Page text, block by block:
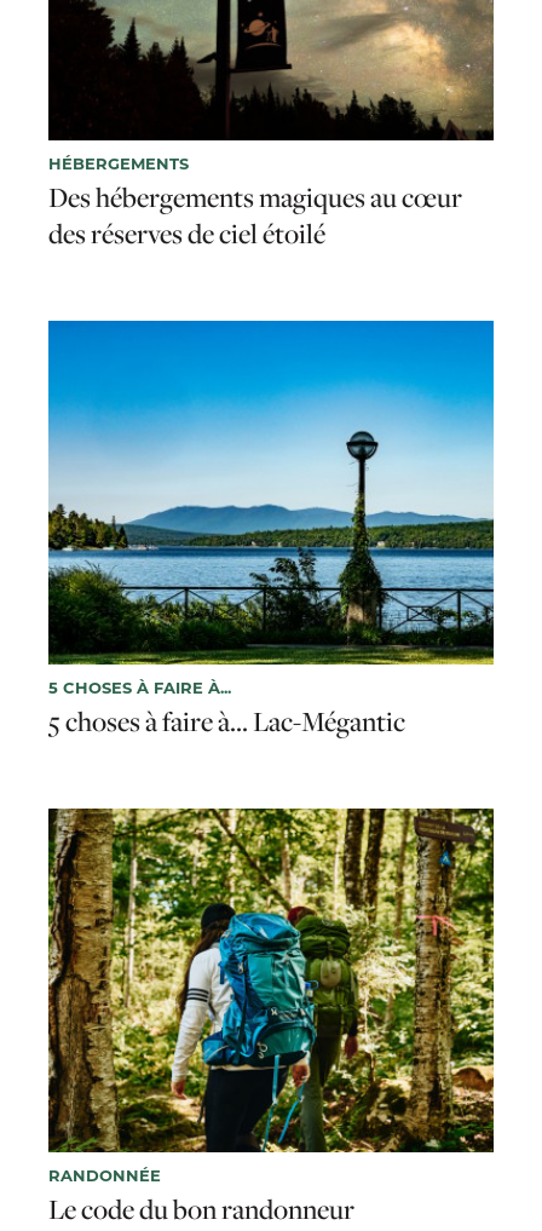
HÉBERGEMENTS
Des hébergements magiques au cœur
des réserves de ciel étoilé
5 CHOSES À FAIRE À...
5 choses à faire à... Lac-Mégantic
RANDONNÉE
Le code du bon randonneur